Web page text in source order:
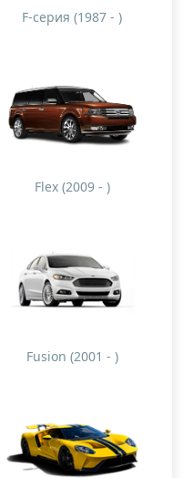
F-серия (1987 - )
Flex (2009 - )
Fusion (2001 - )